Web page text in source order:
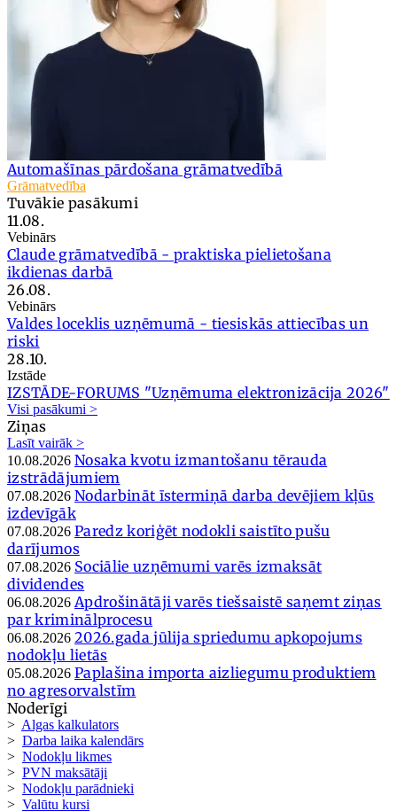
Automašīnas pārdošana grāmatvedībā
Grāmatvedība
Tuvākie pasākumi
11.08.
Vebinārs
Claude grāmatvedībā - praktiska pielietošana
ikdienas darbā
26.08.
Vebinārs
Valdes loceklis uzņēmumā - tiesiskās attiecības un
riski
28.10.
Izstāde
IZSTĀDE-FORUMS "Uzņēmuma elektronizācija 2026"
Visi pasākumi >
Ziņas
Lasīt vairāk >
10.08.2026 Nosaka kvotu izmantošanu tērauda
izstrādājumiem
07.08.2026 Nodarbināt īstermiņā darba devējiem kļūs
izdevīgāk
07.08.2026 Paredz koriģēt nodokli saistīto pušu
darījumos
07.08.2026 Sociālie uzņēmumi varēs izmaksāt
dividendes
06.08.2026 Apdrošinātāji varēs tiešsaistē saņemt ziņas
par kriminālprocesu
06.08.2026 2026.gada jūlija spriedumu apkopojums
nodokļu lietās
05.08.2026 Paplašina importa aizliegumu produktiem
no agresorvalstīm
Noderīgi
> Algas kalkulators
> Darba laika kalendārs
> Nodokļu likmes
> PVN maksātāji
> Nodokļu parādnieki
> Valūtu kursi